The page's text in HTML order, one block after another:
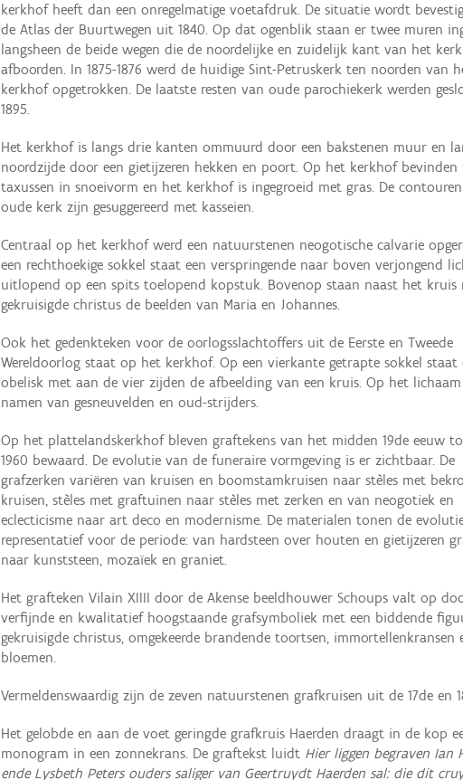
kerkhof heeft dan een onregelmatige voetafdruk. De situatie wordt
de Atlas der Buurtwegen uit 1840. Op dat ogenblik staan er twee muren
langsheen de beide wegen die de noordelijke en zuidelijk kant van het
afboorden. In 1875-1876 werd de huidige Sint-Petruskerk ten noorden van
kerkhof opgetrokken. De laatste resten van oude parochiekerk werden
1895.
Het kerkhof is langs drie kanten ommuurd door een bakstenen muur en
noordzijde door een gietijzeren hekken en poort. Op het kerkhof bevinden
taxussen in snoeivorm en het kerkhof is ingegroeid met gras. De
oude kerk zijn gesuggereerd met kasseien.
Centraal op het kerkhof werd een natuurstenen neogotische calvarie
een rechthoekige sokkel staat een verspringende naar boven verjongend
uitlopend op een spits toelopend kopstuk. Bovenop staan naast het kruis
gekruisigde christus de beelden van Maria en Johannes.
Ook het gedenkteken voor de oorlogsslachtoffers uit de Eerste en Tweede
Wereldoorlog staat op het kerkhof. Op een vierkante getrapte sokkel staat
obelisk met aan de vier zijden de afbeelding van een kruis. Op het
namen van gesneuvelden en oud-strijders.
Op het plattelandskerkhof bleven graftekens van het midden 19de eeuw
1960 bewaard. De evolutie van de funeraire vormgeving is er zichtbaar. De
grafzerken variëren van kruisen en boomstamkruisen naar stèles met
kruisen, stèles met graftuinen naar stèles met zerken en van neogotiek en
eclecticisme naar art deco en modernisme. De materialen tonen de
representatief voor de periode: van hardsteen over houten en gietijzeren
naar kunststeen, mozaïek en graniet.
Het grafteken Vilain XIIII door de Akense beeldhouwer Schoups valt op
verfijnde en kwalitatief hoogstaande grafsymboliek met een biddende
gekruisigde christus, omgekeerde brandende toortsen, immortellenkransen
bloemen.
Vermeldenswaardig zijn de zeven natuurstenen grafkruisen uit de 17de en
Het gelobde en aan de voet geringde grafkruis Haerden draagt in de kop
monogram in een zonnekrans. De graftekst luidt Hier liggen begraven Ian
ende Lysbeth Peters ouders saliger van Geertruydt Haerden sal: die dit